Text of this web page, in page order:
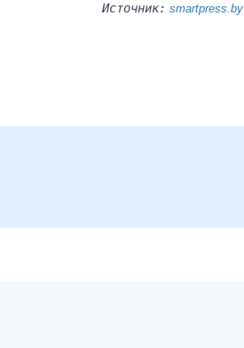
Источник: smartpress.by